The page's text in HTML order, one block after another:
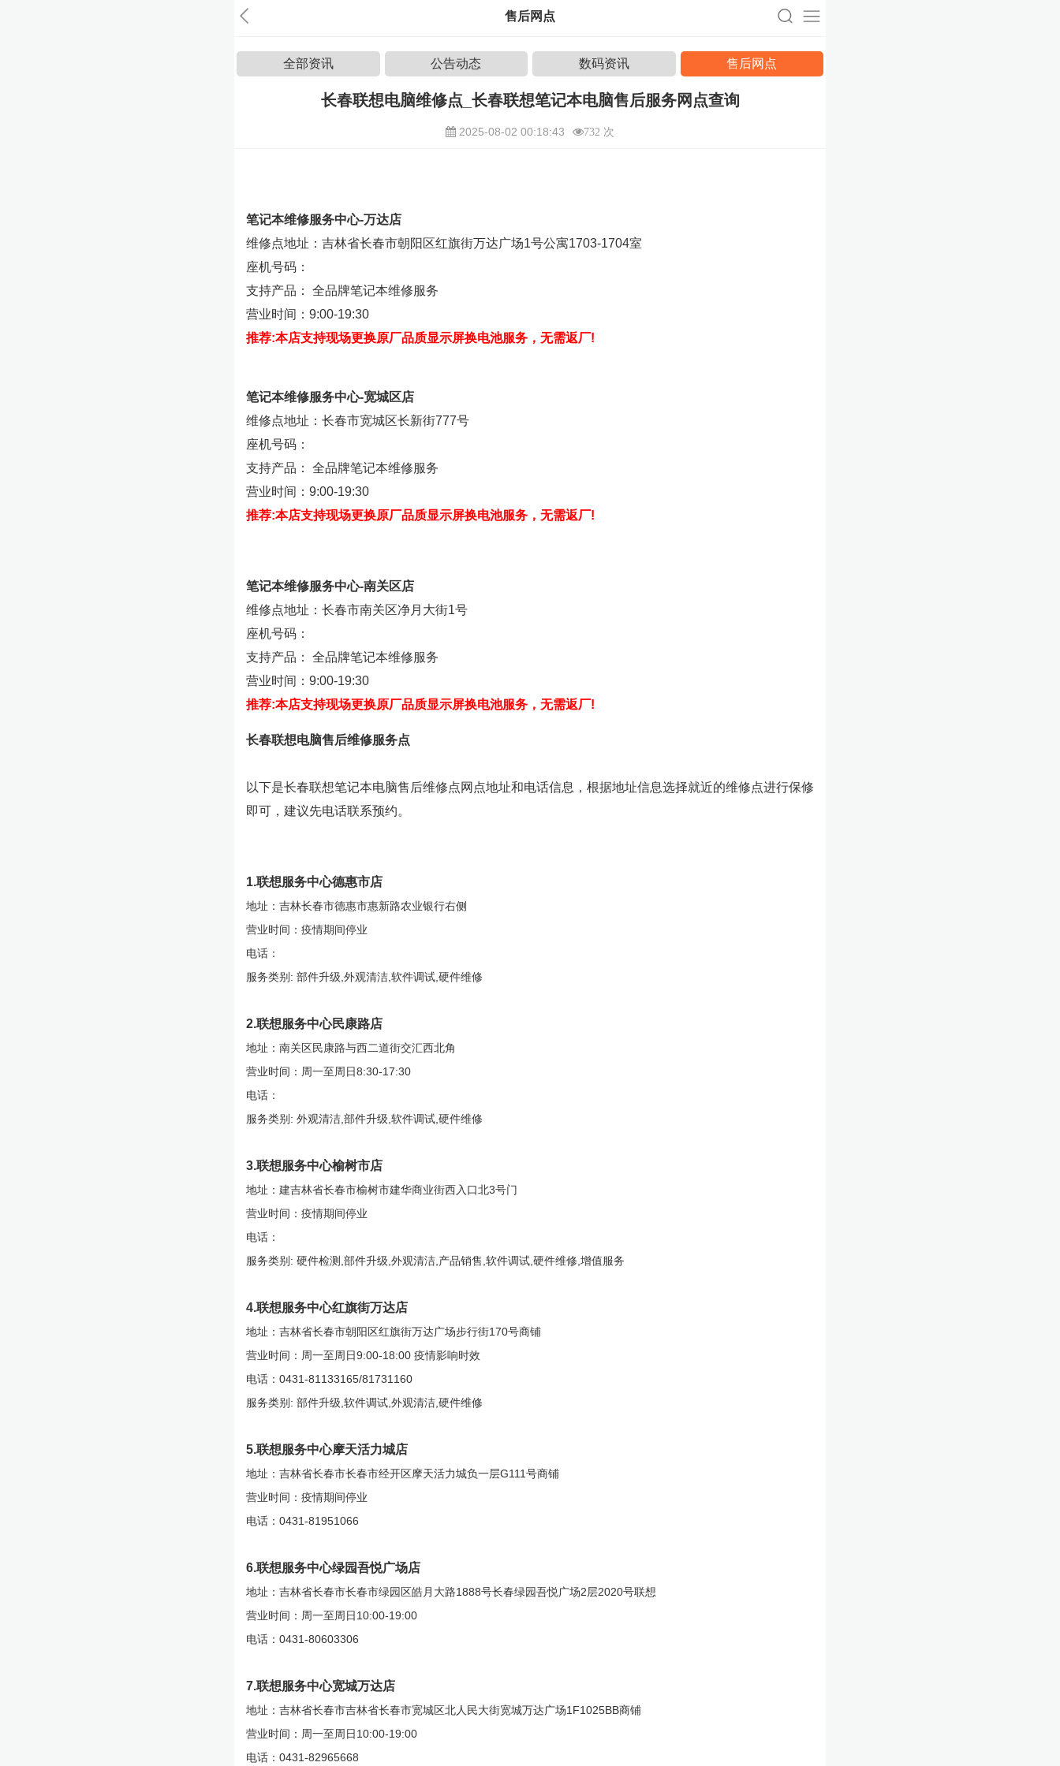
售后网点
全部资讯 公告动态 数码资讯 售后网点
长春联想电脑维修点_长春联想笔记本电脑售后服务网点查询
2025-08-02 00:18:43 732 次
笔记本维修服务中心-万达店
维修点地址：吉林省长春市朝阳区红旗街万达广场1号公寓1703-1704室
座机号码：
支持产品： 全品牌笔记本维修服务
营业时间：9:00-19:30
推荐:本店支持现场更换原厂品质显示屏换电池服务，无需返厂!
笔记本维修服务中心-宽城区店
维修点地址：长春市宽城区长新街777号
座机号码：
支持产品： 全品牌笔记本维修服务
营业时间：9:00-19:30
推荐:本店支持现场更换原厂品质显示屏换电池服务，无需返厂!
笔记本维修服务中心-南关区店
维修点地址：长春市南关区净月大街1号
座机号码：
支持产品： 全品牌笔记本维修服务
营业时间：9:00-19:30
推荐:本店支持现场更换原厂品质显示屏换电池服务，无需返厂!
长春联想电脑售后维修服务点
以下是长春联想笔记本电脑售后维修点网点地址和电话信息，根据地址信息选择就近的维修点进行保修
即可，建议先电话联系预约。
1.联想服务中心德惠市店
地址：吉林长春市德惠市惠新路农业银行右侧
营业时间：疫情期间停业
电话：
服务类别: 部件升级,外观清洁,软件调试,硬件维修
2.联想服务中心民康路店
地址：南关区民康路与西二道街交汇西北角
营业时间：周一至周日8:30-17:30
电话：
服务类别: 外观清洁,部件升级,软件调试,硬件维修
3.联想服务中心榆树市店
地址：建吉林省长春市榆树市建华商业街西入口北3号门
营业时间：疫情期间停业
电话：
服务类别: 硬件检测,部件升级,外观清洁,产品销售,软件调试,硬件维修,增值服务
4.联想服务中心红旗街万达店
地址：吉林省长春市朝阳区红旗街万达广场步行街170号商铺
营业时间：周一至周日9:00-18:00 疫情影响时效
电话：0431-81133165/81731160
服务类别: 部件升级,软件调试,外观清洁,硬件维修
5.联想服务中心摩天活力城店
地址：吉林省长春市长春市经开区摩天活力城负一层G111号商铺
营业时间：疫情期间停业
电话：0431-81951066
6.联想服务中心绿园吾悦广场店
地址：吉林省长春市长春市绿园区皓月大路1888号长春绿园吾悦广场2层2020号联想
营业时间：周一至周日10:00-19:00
电话：0431-80603306
7.联想服务中心宽城万达店
地址：吉林省长春市吉林省长春市宽城区北人民大街宽城万达广场1F1025BB商铺
营业时间：周一至周日10:00-19:00
电话：0431-82965668